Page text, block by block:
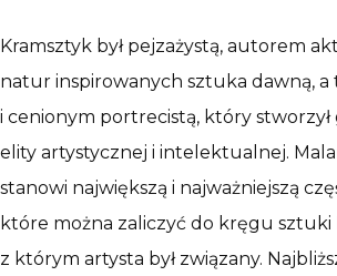
Kramsztyk był pejzażystą, autorem
natur inspirowanych sztuka dawną, a
i cenionym portrecistą, który stworzył
elity artystycznej i intelektualnej.
stanowi największą i najważniejszą
które można zaliczyć do kręgu sztuki
z którym artysta był związany.